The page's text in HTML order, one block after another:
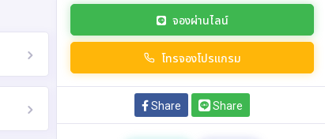
จองผ่านไลน์
โทรจองโปรแกรม
Share Share